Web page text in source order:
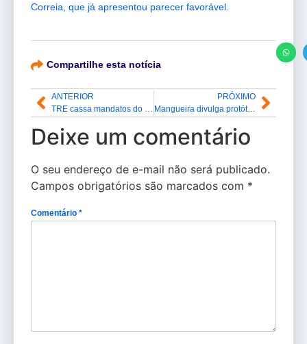
Correia, que já apresentou parecer favorável.
Compartilhe esta notícia
ANTERIOR
TRE cassa mandatos do prefeito e vice de Oiapoque e determina novas eleições
PRÓXIMO
Mangueira divulga protótipos das fantasias de suas alas comerciais para o Carnaval 2026
Deixe um comentário
O seu endereço de e-mail não será publicado.
Campos obrigatórios são marcados com *
Comentário *